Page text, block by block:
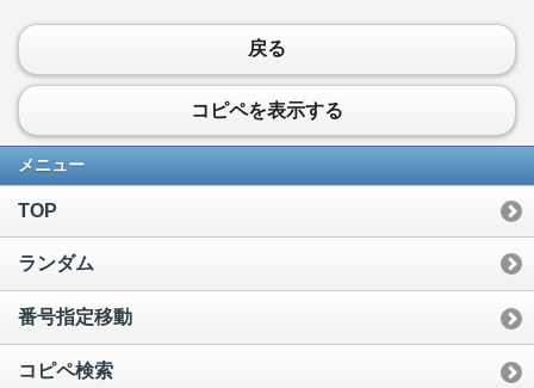
戻る
コピペを表示する
メニュー
TOP
ランダム
番号指定移動
コピペ検索